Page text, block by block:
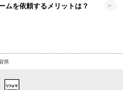
ムを依頼するメリットは？
県